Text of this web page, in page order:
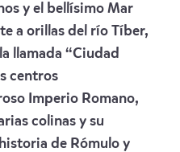
y el bellísimo Mar
a orillas del río Tíber,
llamada “Ciudad
centros
Imperio Romano,
colinas y su
de Rómulo y